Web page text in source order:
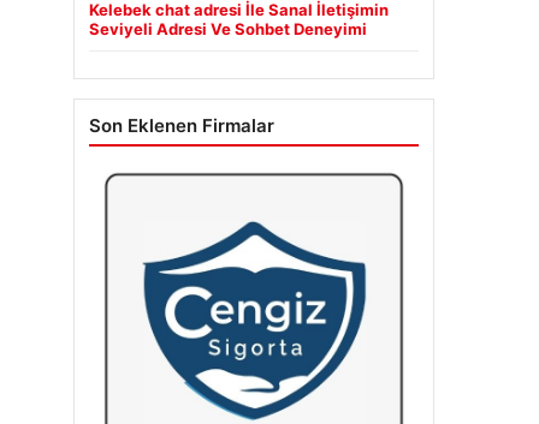
Kelebek chat adresi İle Sanal İletişimin
Seviyeli Adresi Ve Sohbet Deneyimi
Son Eklenen Firmalar